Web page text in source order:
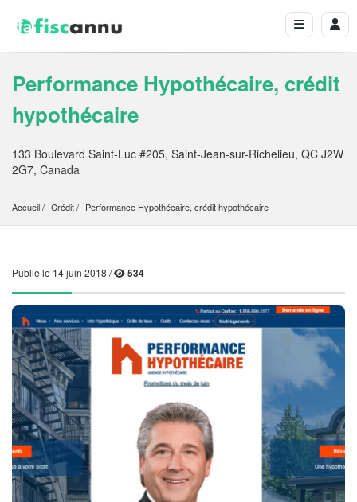
Performance Hypothécaire, crédit
hypothécaire
133 Boulevard Saint-Luc #205, Saint-Jean-sur-Richelieu, QC J2W
2G7, Canada
Accueil Crédit Performance Hypothécaire, crédit hypothécaire
Publié le 14 juin 2018 / 534